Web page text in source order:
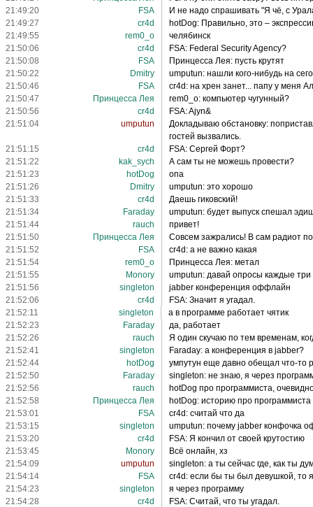
21:49:20
FSA
И не надо спрашивать "Я чё, с
21:49:27
cr4d
hotDog: Правильно, это –
21:49:55
rem0_o
челябинск
21:50:06
cr4d
FSA: Federal Security Agency?
21:50:08
FSA
Принцесса Лея: пусть крутят
21:50:22
Dmitry
umputun: нашли кого-нибудь на
21:50:46
FSA
cr4d: на хрен занет... папу у меня
21:50:47
Принцесса Лея
rem0_o: компьютер чугунный?
21:50:56
cr4d
FSA: Ajyn&
21:51:04
umputun
Докладываю обстановку:
гостей вызвались.
21:51:15
cr4d
FSA: Сергей Форт?
21:51:22
kak_sych
А сам ты не можешь провести?
21:51:23
hotDog
опа
21:51:26
Dmitry
umputun: это хорошо
21:51:33
cr4d
Даешь гиковский!
21:51:34
Faraday
umputun: будет выпуск спешал
21:51:44
rauch
привет!
21:51:50
Принцесса Лея
Совсем зажрались! В сам радиот
21:51:52
FSA
cr4d: а не важно какая
21:51:54
rem0_o
Принцесса Лея: метал
21:51:55
Monory
umputun: давай опросы каждые
21:51:56
singleton
jabber конференция оффлайн
21:52:06
cr4d
FSA: Значит я угадал.
21:52:11
singleton
а в программе работает чятик
21:52:23
Faraday
да, работает
21:52:26
rauch
Я один скучаю по тем временам,
21:52:41
singleton
Faraday: а конференция в jabber?
21:52:44
hotDog
умпутун еще давно обещал что-то
21:52:50
Faraday
singleton: не знаю, я через
21:52:56
rauch
hotDog про программиста,
21:52:58
Принцесса Лея
hotDog: историю про программиста
21:53:01
FSA
cr4d: считай что да
21:53:15
singleton
umputun: почему jabber конфочка
21:53:20
cr4d
FSA: Я кончил от своей крутостию
21:53:45
Monory
Всё онлайн, хз
21:54:09
umputun
singleton: а ты сейчас где, как ты
21:54:14
FSA
cr4d: если бы ты был девушкой, то
21:54:23
singleton
я через программу
21:54:28
cr4d
FSA: Считай, что ты угадал.